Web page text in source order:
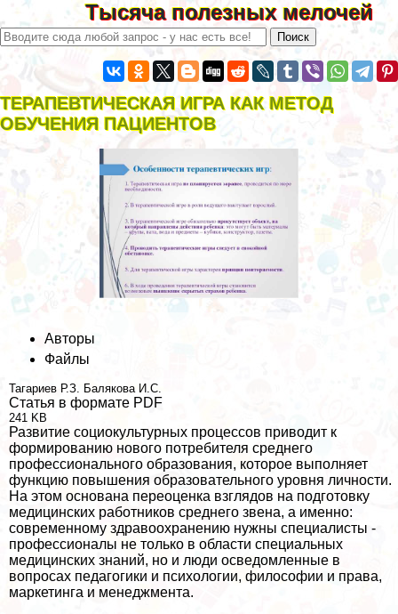
Тысяча полезных мелочей
ТЕРАПЕВТИЧЕСКАЯ ИГРА КАК МЕТОД
ОБУЧЕНИЯ ПАЦИЕНТОВ
Авторы
Файлы
Тагариев Р.З. Балякова И.С.
Статья в формате PDF
241 KB
Развитие социокультурных процессов приводит к
формированию нового потребителя среднего
профессионального образования, которое выполняет
функцию повышения образовательного уровня личности.
На этом основана переоценка взглядов на подготовку
медицинских работников среднего звена, а именно:
современному здравоохранению нужны специалисты -
профессионалы не только в области специальных
медицинских знаний, но и люди осведомленные в
вопросах педагогики и психологии, философии и права,
маркетинга и менеджмента.